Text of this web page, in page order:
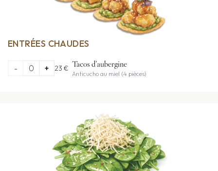
ENTRÉES CHAUDES
- 0 + 23 € Tacos d’aubergine
Anticucho au miel (4 pièces)